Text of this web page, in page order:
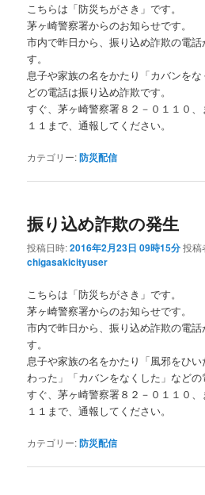
こちらは「防災ちがさき」です。
茅ヶ崎警察署からのお知らせです。
市内で昨日から、振り込め詐欺の電
す。
息子や家族の名をかたり「カバンを
どの電話は振り込め詐欺です。
すぐ、茅ヶ崎警察署８２－０１１０
１１まで、通報してください。
カテゴリー:防災配信
振り込め詐欺の発生
投稿日時:2016年2月23日 09時15分投稿
chigasakicityuser
こちらは「防災ちがさき」です。
茅ヶ崎警察署からのお知らせです。
市内で昨日から、振り込め詐欺の電
す。
息子や家族の名をかたり「風邪をひ
わった」「カバンをなくした」などの
すぐ、茅ヶ崎警察署８２－０１１０
１１まで、通報してください。
カテゴリー:防災配信